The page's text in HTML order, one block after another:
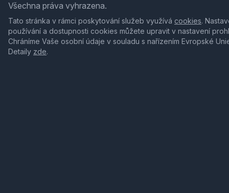
Všechna práva vyhrazena.
Tato stránka v rámci poskytování služeb využívá cookies.
používání a dostupnosti cookies můžete upravit v nastavení
Chráníme Vaše osobní údaje v souladu s nařízením Evropské
Detaily zde.